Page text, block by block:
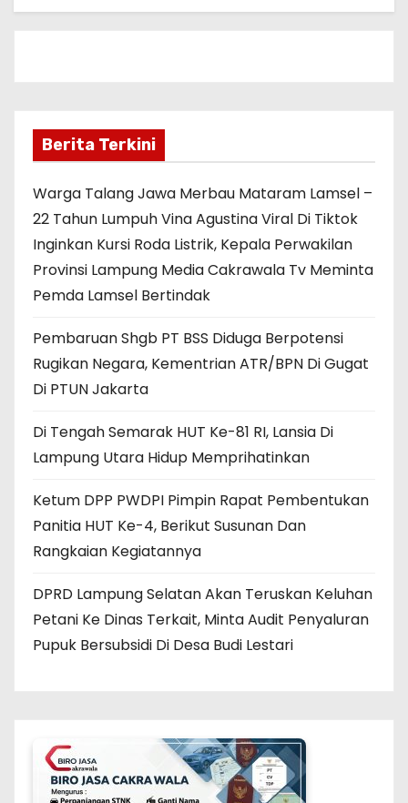
Berita Terkini
Warga Talang Jawa Merbau Mataram Lamsel –
22 Tahun Lumpuh Vina Agustina Viral Di Tiktok
Inginkan Kursi Roda Listrik, Kepala Perwakilan
Provinsi Lampung Media Cakrawala Tv Meminta
Pemda Lamsel Bertindak
Pembaruan Shgb PT BSS Diduga Berpotensi
Rugikan Negara, Kementrian ATR/BPN Di Gugat
Di PTUN Jakarta
Di Tengah Semarak HUT Ke-81 RI, Lansia Di
Lampung Utara Hidup Memprihatinkan
Ketum DPP PWDPI Pimpin Rapat Pembentukan
Panitia HUT Ke-4, Berikut Susunan Dan
Rangkaian Kegiatannya
DPRD Lampung Selatan Akan Teruskan Keluhan
Petani Ke Dinas Terkait, Minta Audit Penyaluran
Pupuk Bersubsidi Di Desa Budi Lestari